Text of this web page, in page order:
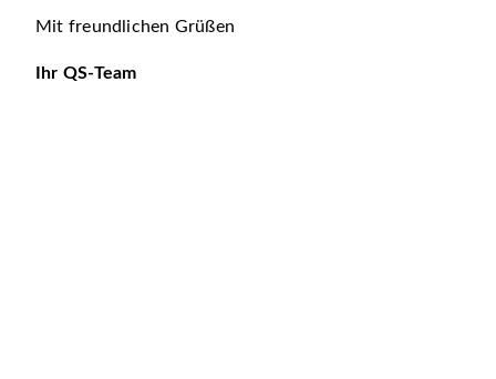
Mit freundlichen Grüßen
Ihr QS-Team